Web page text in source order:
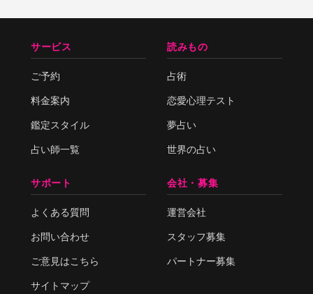
サービス
ご予約
料金案内
鑑定スタイル
占い師一覧
読みもの
占術
恋愛心理テスト
夢占い
世界の占い
サポート
よくある質問
お問い合わせ
ご意見はこちら
サイトマップ
会社・募集
運営会社
スタッフ募集
パートナー募集